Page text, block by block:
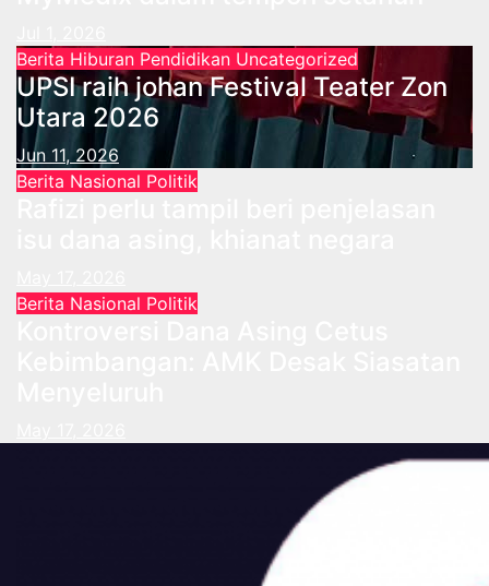
Berita Hiburan Pendidikan Uncategorized
UPSI raih johan Festival Teater Zon
Utara 2026
Jun 11, 2026
Berita Nasional Politik
Berita Nasional Politik